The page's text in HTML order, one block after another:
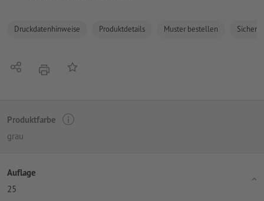
Druckdatenhinweise Produktdetails Muster bestellen
Teilen DruckenAuf die Merkliste
Produktfarbe
grau
Auflage
25